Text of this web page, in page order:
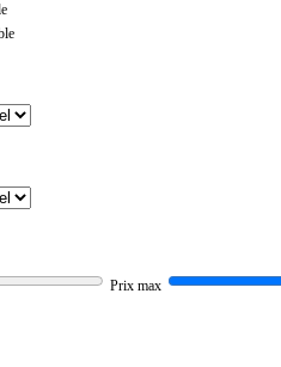
Prix max